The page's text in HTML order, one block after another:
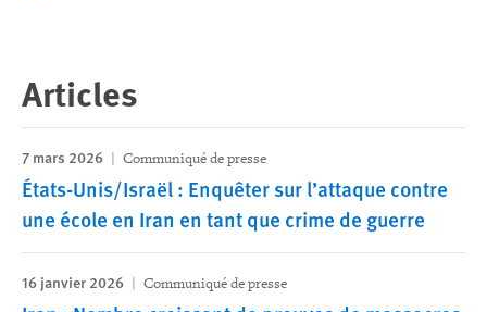
Articles
7 mars 2026 Communiqué de presse
États-Unis/Israël : Enquêter sur l’attaque contre
une école en Iran en tant que crime de guerre
16 janvier 2026 Communiqué de presse